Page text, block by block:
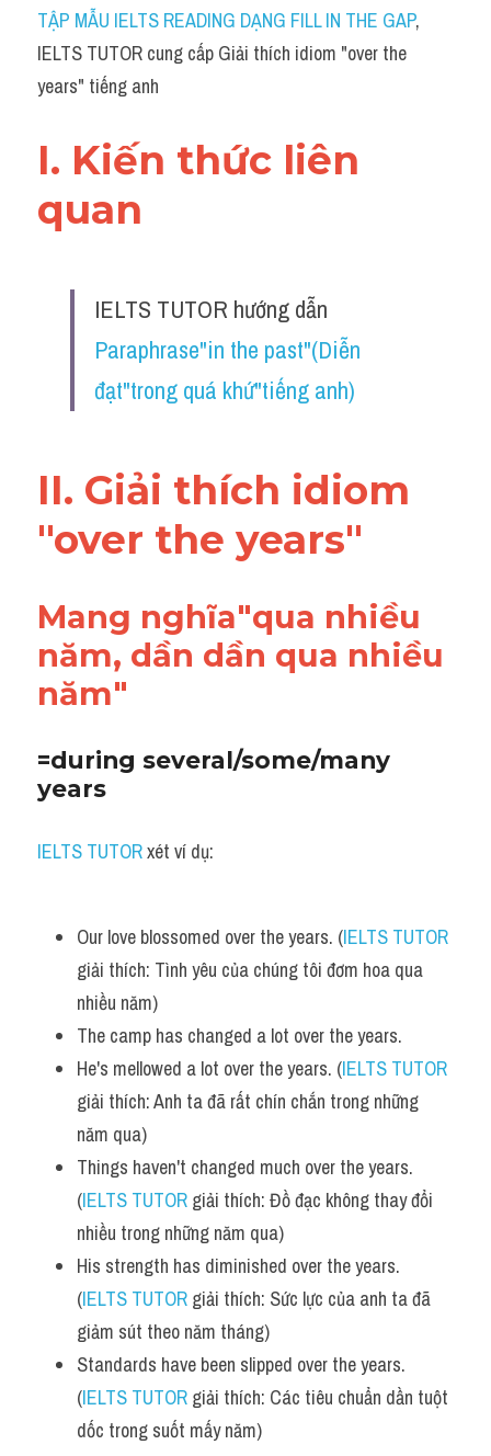
Idiom
Grammar
Word form
Cách dùng từ
Đề thi thật Task 2
Speaking
Writing
Vocabulary
TẬP MẪU IELTS READING DẠNG FILL IN THE GAP,
IELTS TUTOR cung cấp Giải thích idiom "over the
years" tiếng anh
I. Kiến thức liên
quan
Paraphrase"in the past"(Diễn
đạt"trong quá khứ"tiếng anh)
II. Giải thích idiom
"over the years"
Mang nghĩa"qua nhiều
năm, dần dần qua nhiều
năm"
=during several/some/many
years
IELTS TUTOR xét ví dụ:
Our love blossomed over the years. (IELTS TUTOR
giải thích: Tình yêu của chúng tôi đơm hoa qua
nhiều năm)
The camp has changed a lot over the years.
He's mellowed a lot over the years. (IELTS TUTOR
giải thích: Anh ta đã rất chín chắn trong những
năm qua)
Things haven't changed much over the years.
(IELTS TUTOR giải thích: Đồ đạc không thay đổi
nhiều trong những năm qua)
His strength has diminished over the years.
(IELTS TUTOR giải thích: Sức lực của anh ta đã
giảm sút theo năm tháng)
Standards have been slipped over the years.
(IELTS TUTOR giải thích: Các tiêu chuẩn dần tuột
dốc trong suốt mấy năm)